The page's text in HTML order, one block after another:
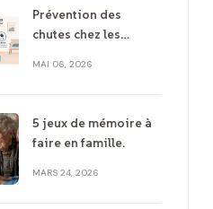
Prévention des
chutes chez les
associer mouvement
MAI 06, 2026
5 jeux de mémoire à
faire en famille.
MARS 24, 2026